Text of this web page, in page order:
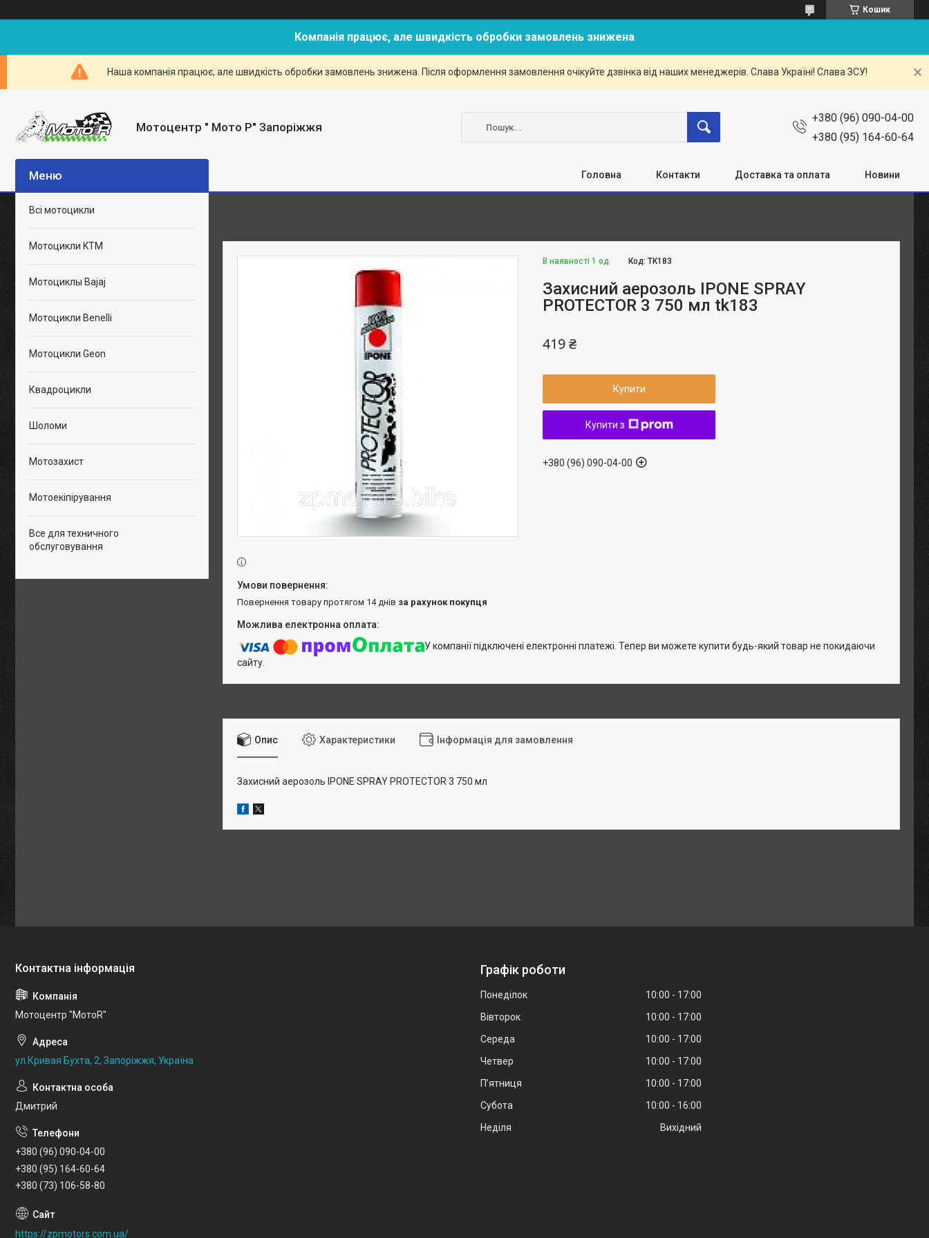
Кошик
Компанія працює, але швидкість обробки замовлень знижена
Наша компанія працює, але швидкість обробки замовлень знижена. Після оформлення замовлення очікуйте дзвінка від наших менеджерів. Слава Україні! Слава ЗСУ!
Мотоцентр " Мото Р" Запоріжжя
+380 (96) 090-04-00
+380 (95) 164-60-64
Головна Контакти Доставка та оплата Новини
В наявності 1 од. Код:TK183
Захисний аерозоль IPONE SPRAY
PROTECTOR 3 750 мл tk183
419 ₴
Купити
Купити з
+380 (96) 090-04-00
повернення товару протягом 14 днів за рахунок покупця
У компанії підключені електронні платежі. Тепер ви можете купити будь-який товар не покидаючи
сайту.
Опис Характеристики Інформація для замовлення
Захисний аерозоль IPONE SPRAY PROTECTOR 3 750 мл
Всі мотоцикли
Мотоцикли KTM
Мотоциклы Bajaj
Мотоцикли Benelli
Мотоцикли Geon
Квадроцикли
Шоломи
Мотозахист
Мотоекіпірування
Все для техничного
обслуговування
Мотоцентр "МотоR"
ул.Кривая Бухта, 2, Запоріжжя, Україна
Дмитрий
+380 (96) 090-04-00
+380 (95) 164-60-64
+380 (73) 106-58-80
https://zpmotors.com.ua/
Графік роботи
Понеділок 10:00
17:00
Вівторок
10:00
17:00
Середа
10:00
17:00
Четвер
10:00
17:00
Пʼятниця
10:00
17:00
Субота
10:00
16:00
Неділя
Вихідний